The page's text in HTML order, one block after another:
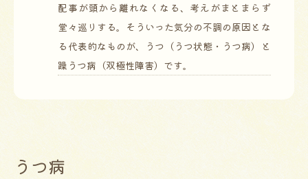
配事が頭から離れなくなる、考えがまとまらず
堂々巡りする。そういった気分の不調の原因とな
る代表的なものが、うつ（うつ状態・うつ病）と
躁うつ病（双極性障害）です。
うつ病